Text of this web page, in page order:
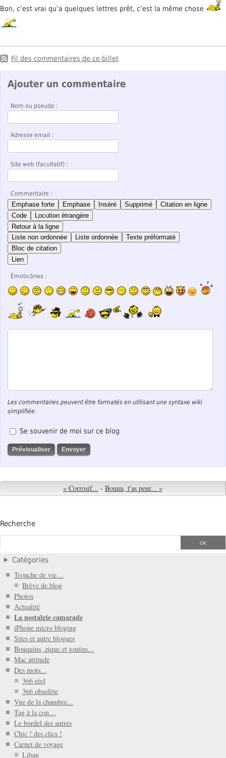
Bon, c’est vrai qu’a quelques lettres prêt, c’est la même chose
Fil des commentaires de ce billet
Ajouter un commentaire
Nom ou pseudo :
Adresse email :
Site web (facultatif) :
Commentaire :
Emphase forte Emphase Inséré Supprimé
Citation en ligne
Code
Locution étrangère
Retour à la ligne
Liste non ordonnée
Liste ordonnée
Texte préformaté
Bloc de citation
Lien
Émoticônes :
Les commentaires peuvent être formatés en utilisant une syntaxe wiki
simplifiée.
Se souvenir de moi sur ce blog
« Corrosif... - Bouuu, t'as peur... »
Recherche
Catégories
Tronche de vie…
Brève de blog
Photos
Actualité
La nostalgie camarade
iPhone micro bloging
Sites et autre blogues
Bouquins, zique et toutim...
Mac attitude
Des mots...
366 réel
366 obsolète
Vue de la chambre...
Tag à la con…
Le bordel des autres
Chic ! des clics !
Carnet de voyage
Liban